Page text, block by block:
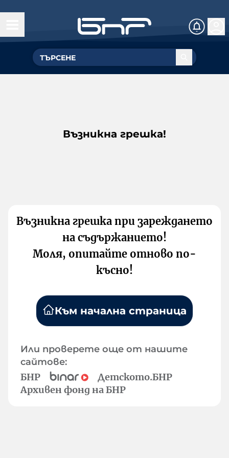
Възникна грешка!
Възникна грешка при зареждането
на съдържанието!
Моля, опитайте отново по-
късно!
Към начална страница
Или проверете още от нашите
сайтове:
БНР
Детското.БНР
Архивен фонд на БНР